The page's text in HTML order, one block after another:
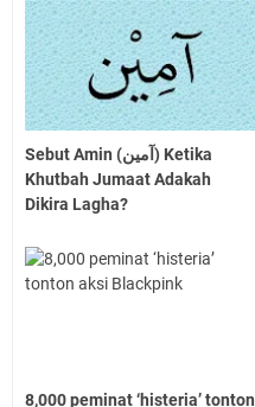
Sebut Amin (آمين) Ketika
Khutbah Jumaat Adakah
Dikira Lagha?
8,000 peminat ‘histeria’ tonton